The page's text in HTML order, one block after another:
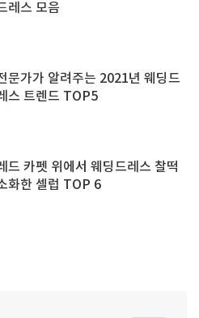
레스 모음
문가가 알려주는 2021년 웨딩드
스 트렌드 TOP5
드 카펫 위에서 웨딩드레스 찰떡
화한 셀럽 TOP 6